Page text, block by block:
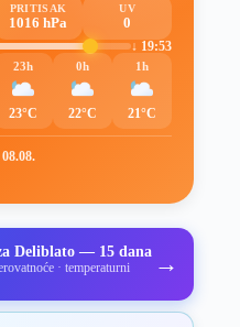
PRITISAK
1016 hPa
UV
0
↓ 19:53
23h
23°C
0h
22°C
1h
21°C
Deliblato — 15 dana
· temperaturni
→